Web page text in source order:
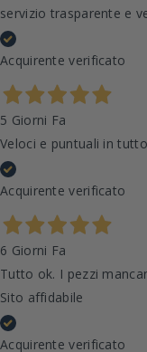
servizio trasparente e
Acquirente verificato
5 Giorni Fa
Veloci e puntuali in tutto
Acquirente verificato
6 Giorni Fa
Tutto ok. I pezzi
Sito affidabile
Acquirente verificato